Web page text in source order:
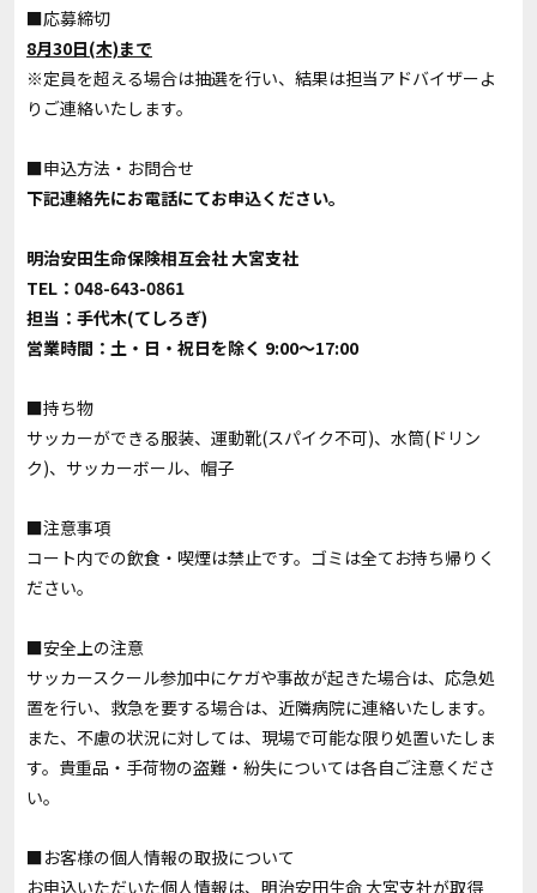
■応募締切
8月30日(木)まで
※定員を超える場合は抽選を行い、結果は担当アドバイザーよ
りご連絡いたします。
■申込方法・お問合せ
下記連絡先にお電話にてお申込ください。
明治安田生命保険相互会社 大宮支社
TEL：048-643-0861
担当：手代木(てしろぎ)
営業時間：土・日・祝日を除く 9:00～17:00
■持ち物
サッカーができる服装、運動靴(スパイク不可)、水筒(ドリン
ク)、サッカーボール、帽子
■注意事項
コート内での飲食・喫煙は禁止です。ゴミは全てお持ち帰りく
ださい。
■安全上の注意
サッカースクール参加中にケガや事故が起きた場合は、応急処
置を行い、救急を要する場合は、近隣病院に連絡いたします。
また、不慮の状況に対しては、現場で可能な限り処置いたしま
す。貴重品・手荷物の盗難・紛失については各自ご注意くださ
い。
■お客様の個人情報の取扱について
お申込いただいた個人情報は、明治安田生命 大宮支社が取得